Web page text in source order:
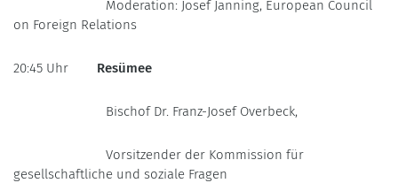
Moderation: Josef Janning, European Council
on Foreign Relations
20:45 Uhr Resümee
Bischof Dr. Franz-Josef Overbeck,
Vorsitzender der Kommission für
gesellschaftliche und soziale Fragen